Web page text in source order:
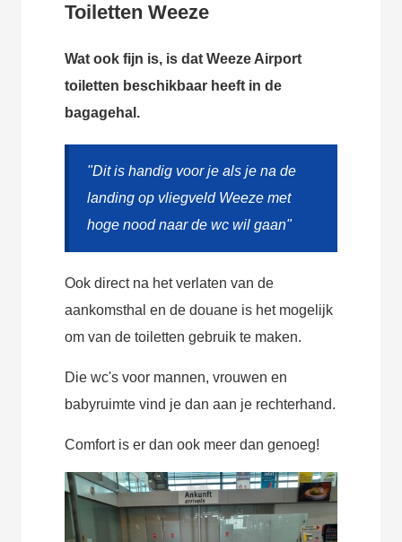
Toiletten Weeze
Wat ook fijn is, is dat Weeze Airport
toiletten beschikbaar heeft in de
bagagehal.
"Dit is handig voor je als je na de
landing op vliegveld Weeze met
hoge nood naar de wc wil gaan"
Ook direct na het verlaten van de
aankomsthal en de douane is het mogelijk
om van de toiletten gebruik te maken.
Die wc's voor mannen, vrouwen en
babyruimte vind je dan aan je rechterhand.
Comfort is er dan ook meer dan genoeg!